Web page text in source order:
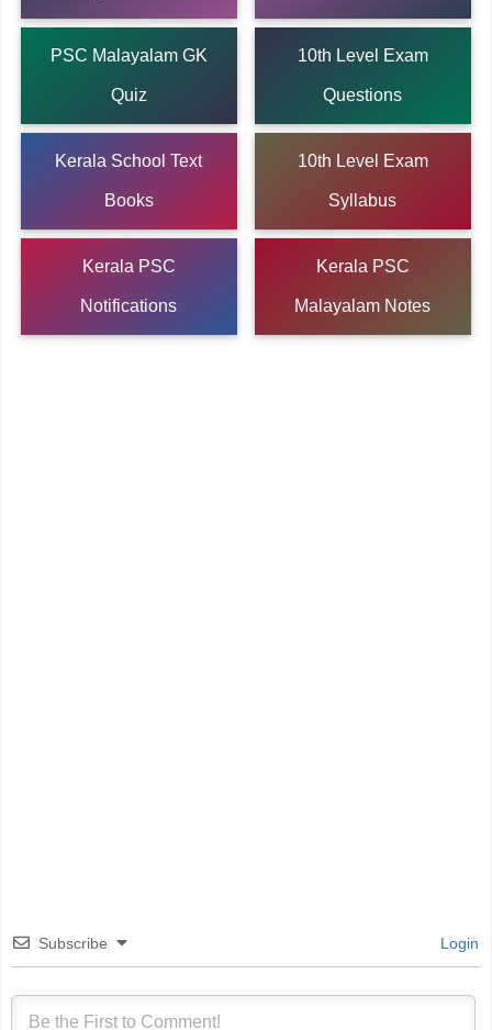
PSC Malayalam GK
Quiz
10th Level Exam
Questions
Kerala School Text
Books
10th Level Exam
Syllabus
Kerala PSC
Notifications
Kerala PSC
Malayalam Notes
Subscribe Login